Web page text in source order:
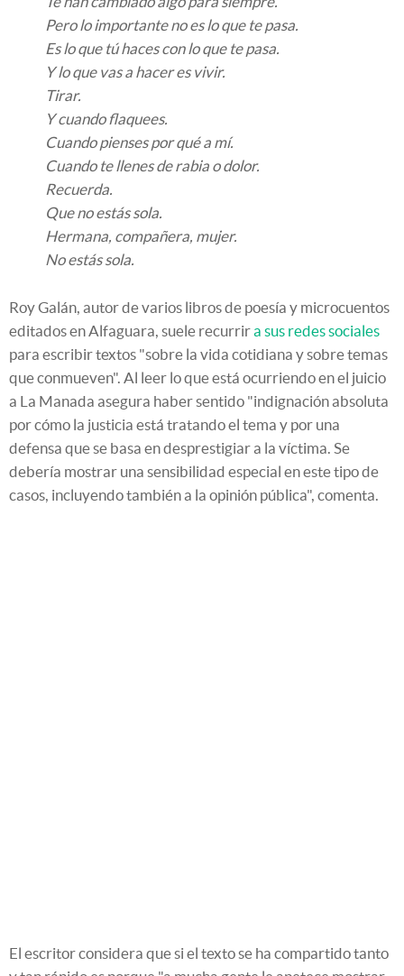
Pero lo importante no es lo que te pasa.
Es lo que tú haces con lo que te pasa.
Y lo que vas a hacer es vivir.
Tirar.
Y cuando flaquees.
Cuando pienses por qué a mí.
Cuando te llenes de rabia o dolor.
Recuerda.
Que no estás sola.
Hermana, compañera, mujer.
No estás sola.
Roy Galán, autor de varios libros de poesía y microcuentos
editados en Alfaguara, suele recurrira sus redes sociales
para escribir textos "sobre la vida cotidiana y sobre temas
que conmueven". Al leer lo que está ocurriendo en el juicio
a La Manada asegura haber sentido "indignación absoluta
por cómo la justicia está tratando el tema y por una
defensa que se basa en desprestigiar a la víctima. Se
debería mostrar una sensibilidad especial en este tipo de
casos, incluyendo también a la opinión pública", comenta.
El escritor considera que si el texto se ha compartido tanto